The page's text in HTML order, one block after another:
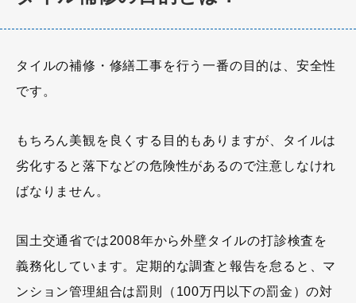
タイルの補修・修繕工事を行う一番の目的は、安全性
です。
もちろん美観を良くする目的もありますが、タイルは
劣化すると落下などの危険性があるので注意しなけれ
ばなりません。
国土交通省では2008年から外壁タイルの打診検査を
義務化しています。定期的な調査と報告を怠ると、マ
ンション管理組合は罰則（100万円以下の罰金）の対